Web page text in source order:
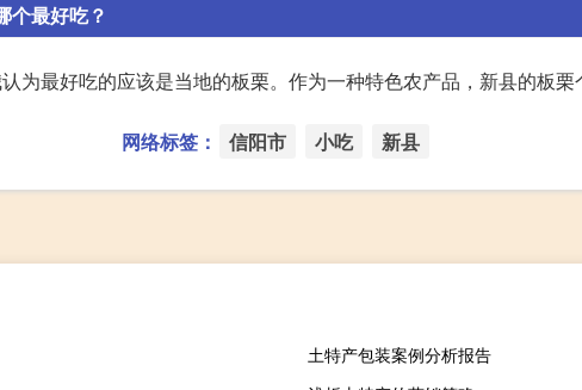
个最好吃？
为最好吃的应该是当地的板栗。作为一种特色农产品，新县的板栗
网络标签： 信阳市 小吃 新县
土特产包装案例分析报告